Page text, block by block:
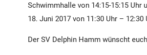
Schwimmhalle von 14:15-15:15 Uhr
18. Juni 2017 von 11:30 Uhr –
Der SV Delphin Hamm wünscht